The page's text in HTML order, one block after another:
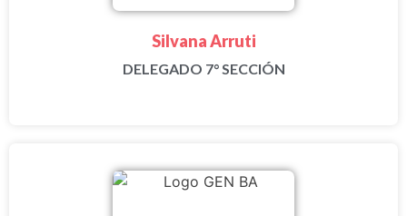
Silvana Arruti
DELEGADO 7° SECCIÓN